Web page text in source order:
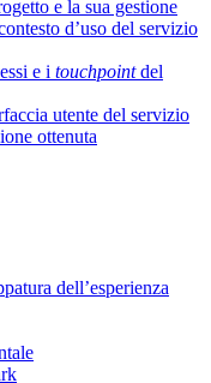
e la sua gestione
d’uso del servizio
e i touchpointdel
utente del servizio
ottenuta
dell’esperienza